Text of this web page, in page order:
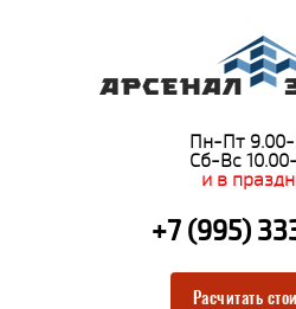
Пн-Пт
Сб-Вс
и в
+7 (995)
Расчитать